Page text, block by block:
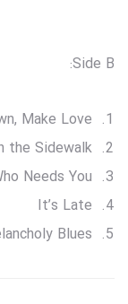
Side B: